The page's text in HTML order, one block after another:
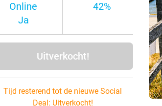
Online
Ja
42%
Uitverkocht!
Tijd resterend tot de nieuwe Social
Deal: Uitverkocht!